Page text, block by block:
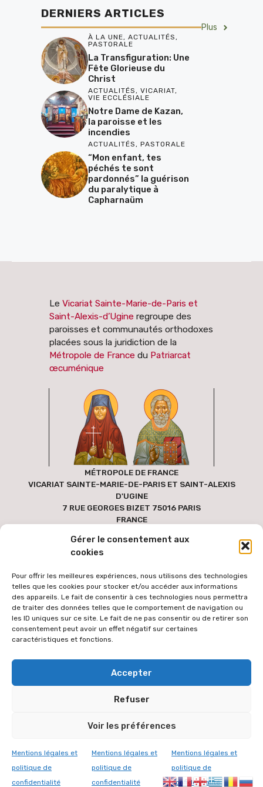
Gérer le consentement aux
cookies
Pour offrir les meilleures expériences, nous utilisons des technologies
telles que les cookies pour stocker et/ou accéder aux informations
des appareils. Le fait de consentir à ces technologies nous permettra
de traiter des données telles que le comportement de navigation ou
les ID uniques sur ce site. Le fait de ne pas consentir ou de retirer son
consentement peut avoir un effet négatif sur certaines
caractéristiques et fonctions.
Accepter
Refuser
Voir les préférences
Mentions légales et
politique de
confidentialité
Mentions légales et
politique de
confidentialité
Mentions légales et
politique de
confidentialité
DERNIERS ARTICLES
Plus
À LA UNE, ACTUALITÉS,
PASTORALE
La Transfiguration: Une
Fête Glorieuse du
Christ
ACTUALITÉS, VICARIAT,
VIE ECCLÉSIALE
Notre Dame de Kazan,
la paroisse et les
incendies
ACTUALITÉS, PASTORALE
“Mon enfant, tes
péchés te sont
pardonnés” la guérison
du paralytique à
Capharnaüm
Le Vicariat Sainte-Marie-de-Paris et
Saint-Alexis-d’Ugine regroupe des
paroisses et communautés orthodoxes
placées sous la juridiction de la
Métropole de France du Patriarcat
œcuménique
MÉTROPOLE DE FRANCE
VICARIAT SAINTE-MARIE-DE-PARIS ET SAINT-ALEXIS
D'UGINE
7 RUE GEORGES BIZET 75016 PARIS
FRANCE
Pour faciliter l'accès au site par le plus grand nombre, les textes
des versions étrangères sont générées via une extension de
française. Le texte traduit peut donc comporter des erreurs de
L'équipe éditoriale vous remercie de votre compréhension.
MENTIONS LÉGALES
CONTAC
Article ajouté au panier
0 Produit -0,00
Paiement